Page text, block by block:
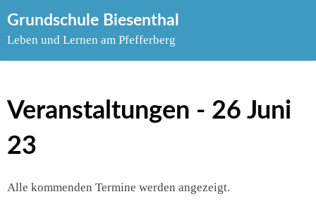
to
Grundschule Biesenthal
Leben und Lernen am Pfefferberg
Veranstaltungen - 26 Juni
23
Alle kommenden Termine werden angezeigt.